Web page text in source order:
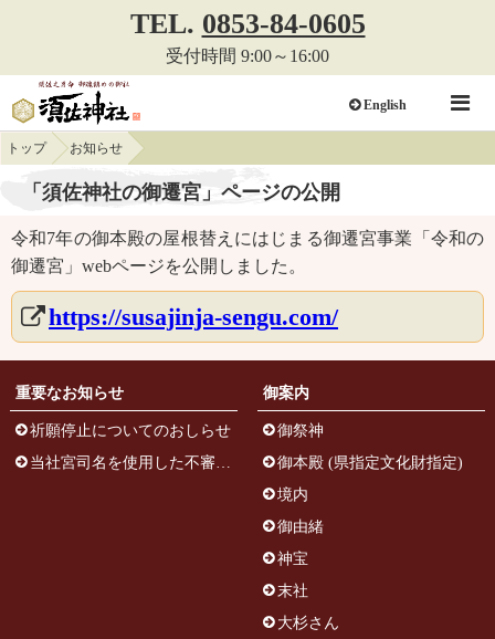
TEL. 0853-84-0605
受付時間 9:00～16:00
English
トップ お知らせ
「須佐神社の御遷宮」ページの公開
令和7年の御本殿の屋根替えにはじまる御遷宮事業「令和の
御遷宮」webページを公開しました。
https://susajinja-sengu.com/
重要なお知らせ
祈願停止についてのおしらせ
当社宮司名を使用した不審メールについて
御案内
御祭神
御本殿 (県指定文化財指定)
境内
御由緒
神宝
末社
大杉さん